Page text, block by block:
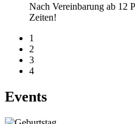
Nach Vereinbarung ab 12
Zeiten!
1
2
3
4
Events